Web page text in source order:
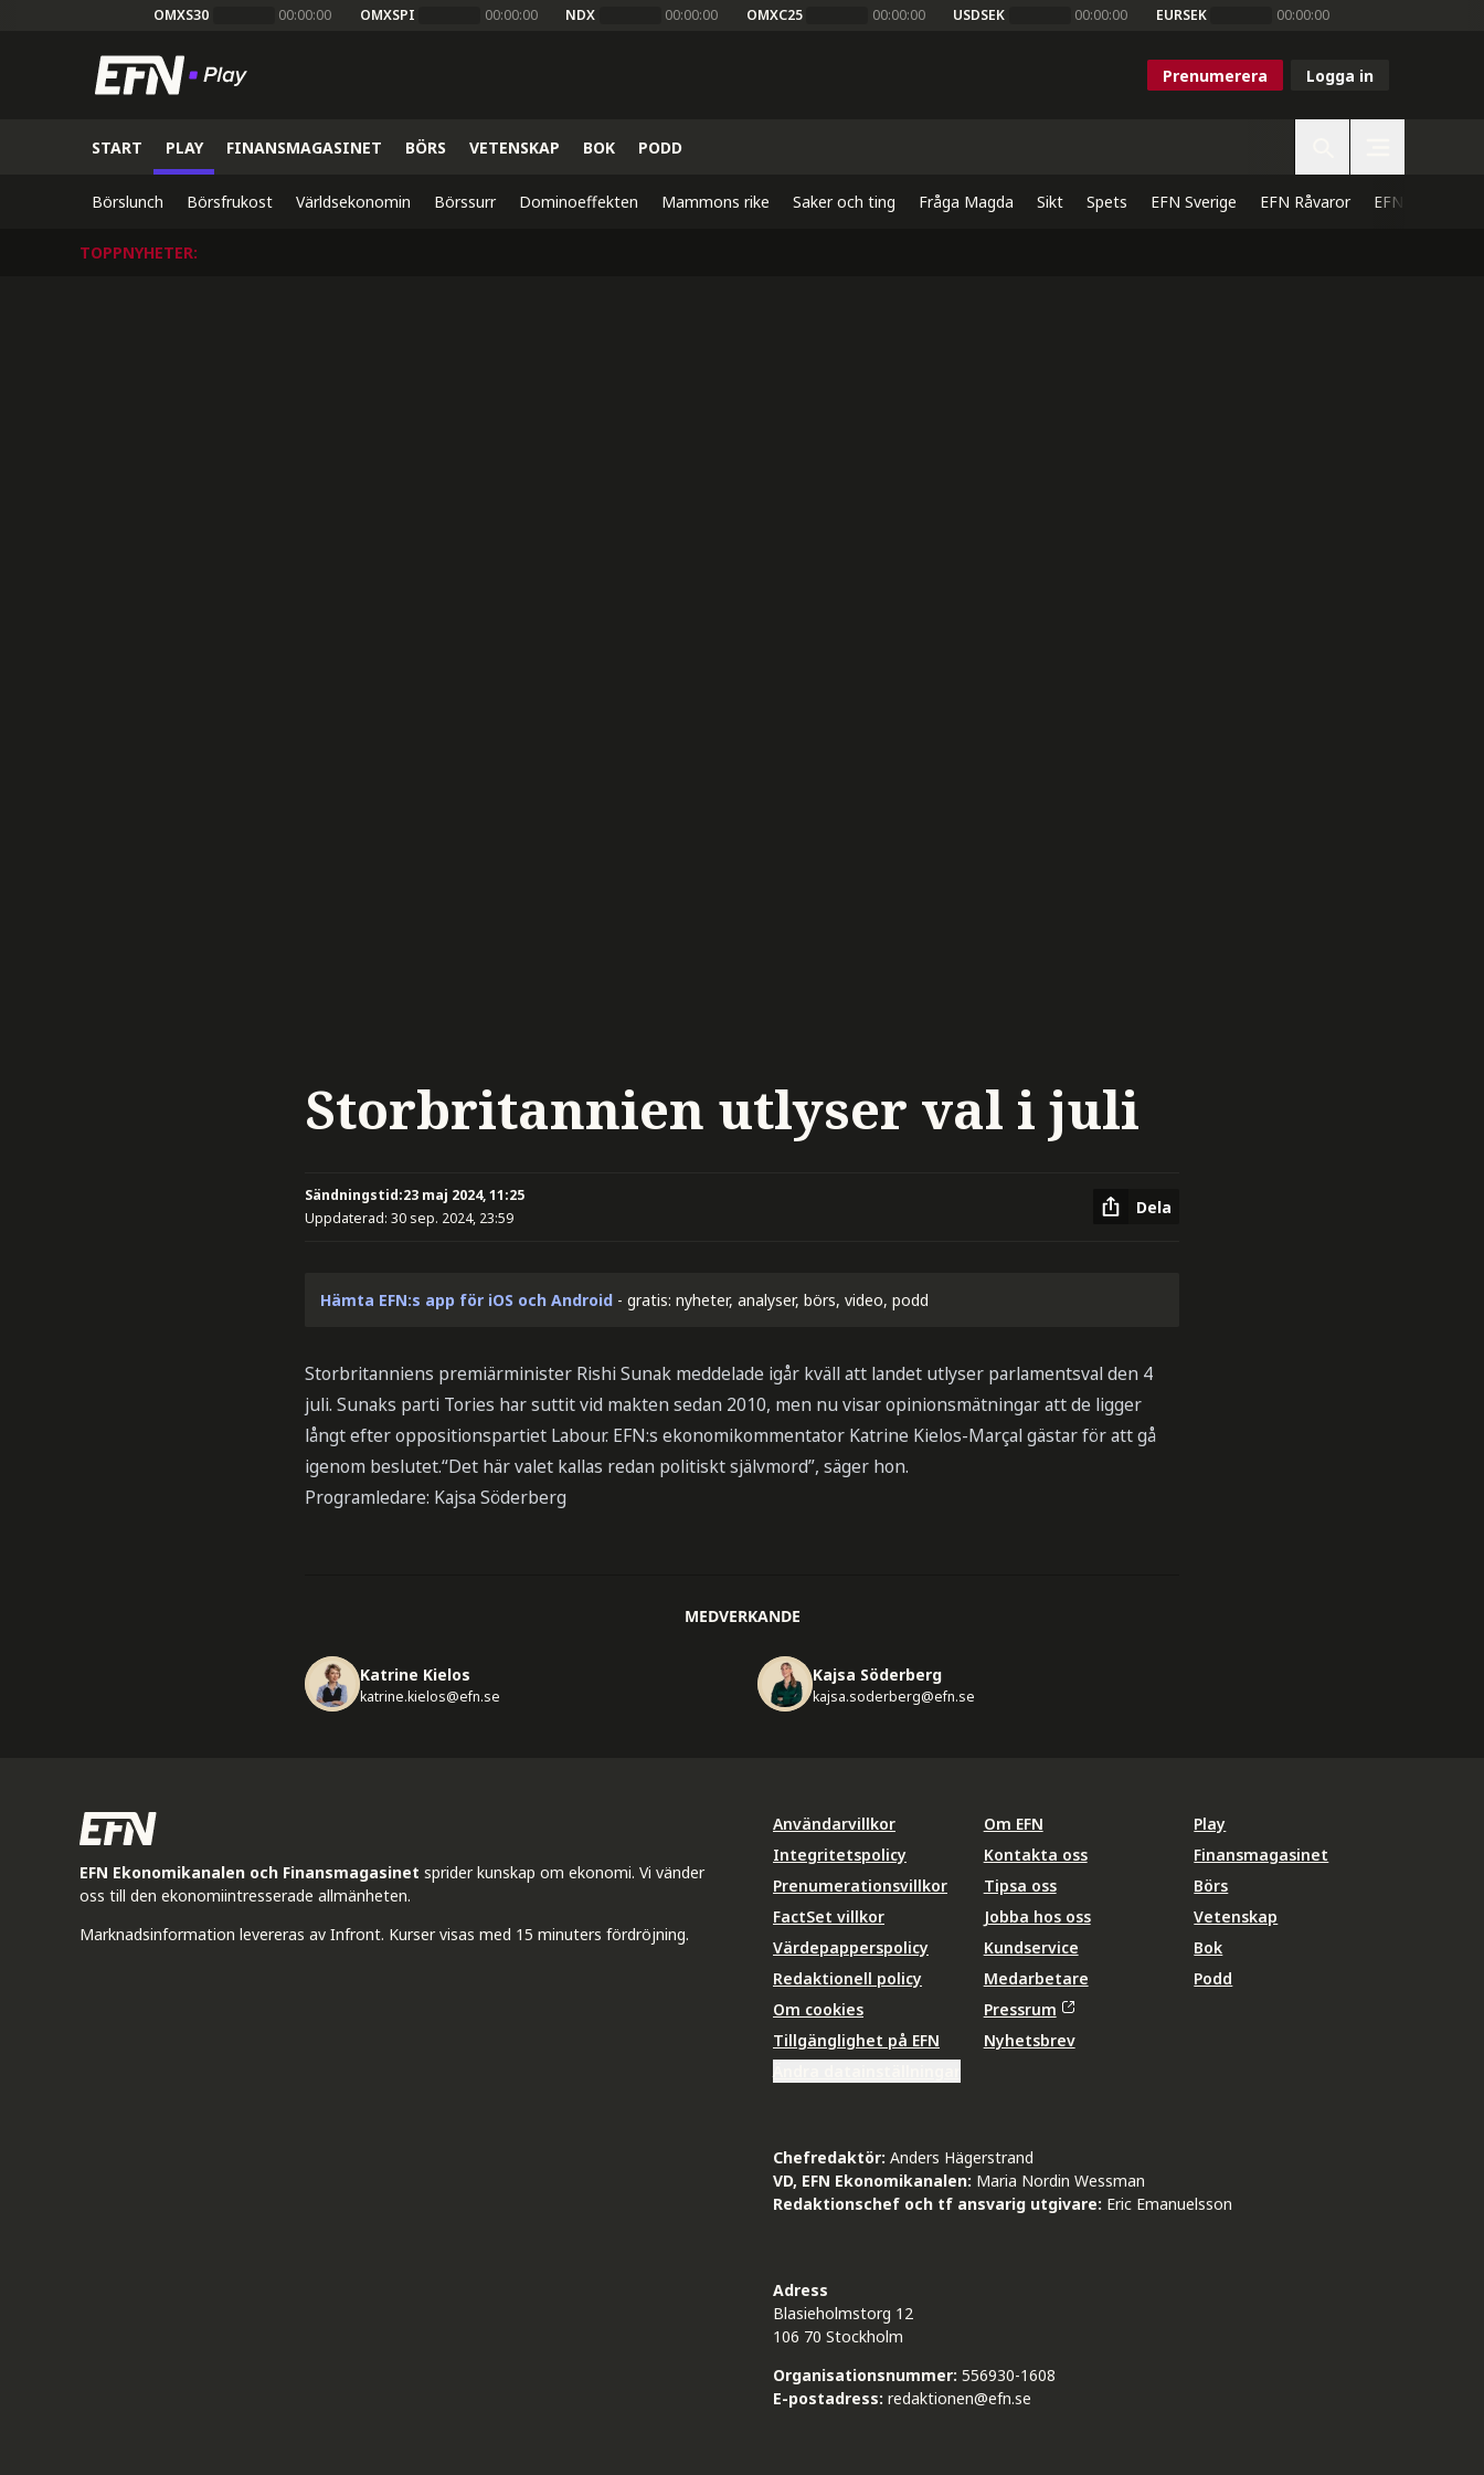
OMXS30 00:00:00 OMXSPI 00:00:00 NDX 00:00:00 OMXC25 00:00:00 USDSEK 00:00:00 EURSEK 00:00:00
Prenumerera Logga in
START PLAY FINANSMAGASINET BÖRS VETENSKAP BOK PODD
Börslunch Börsfrukost Världsekonomin Börssurr Dominoeffekten Mammons rike Saker och ting Fråga Magda Sikt Spets EFN Sverige EFN Råvaror EFN Direkt
TOPPNYHETER:
Storbritannien utlyser val i juli
Sändningstid:23 maj 2024, 11:25
Uppdaterad: 30 sep. 2024, 23:59
Dela
Hämta EFN:s app för iOS och Android - gratis: nyheter, analyser, börs, video, podd
Storbritanniens premiärminister Rishi Sunak meddelade igår kväll att landet utlyser parlamentsval den 4
juli. Sunaks parti Tories har suttit vid makten sedan 2010, men nu visar opinionsmätningar att de ligger
långt efter oppositionspartiet Labour. EFN:s ekonomikommentator Katrine Kielos-Marçal gästar för att gå
igenom beslutet.“Det här valet kallas redan politiskt självmord”, säger hon.
Programledare: Kajsa Söderberg
MEDVERKANDE
Katrine Kielos
katrine.kielos@efn.se
Kajsa Söderberg
kajsa.soderberg@efn.se
EFN Ekonomikanalen och Finansmagasinet sprider kunskap om ekonomi. Vi vänder
oss till den ekonomiintresserade allmänheten.
Marknadsinformation levereras av Infront. Kurser visas med 15 minuters fördröjning.
Användarvillkor
Integritetspolicy
Prenumerationsvillkor
FactSet villkor
Värdepapperspolicy
Redaktionell policy
Om cookies
Tillgänglighet på EFN
Om EFN
Kontakta oss
Tipsa oss
Jobba hos oss
Kundservice
Medarbetare
Pressrum
Nyhetsbrev
Play
Finansmagasinet
Börs
Vetenskap
Bok
Podd
Chefredaktör: Anders Hägerstrand
VD, EFN Ekonomikanalen: Maria Nordin Wessman
Redaktionschef och tf ansvarig utgivare: Eric Emanuelsson
Adress
Blasieholmstorg 12
106 70 Stockholm
Organisationsnummer: 556930-1608
E-postadress: redaktionen@efn.se